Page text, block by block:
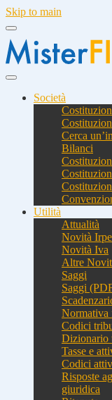
Skip to main
Società
Cerca
Bilanci
Utilità
Attualità
Novità
Novità Iva
Altre
Saggi
Saggi
Normativa
Codici
Dizionario
Tasse e
Codici
Risposte
giuridica